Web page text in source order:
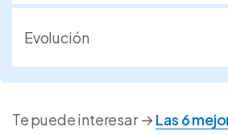
Evolución
Te puede interesar →Las 6